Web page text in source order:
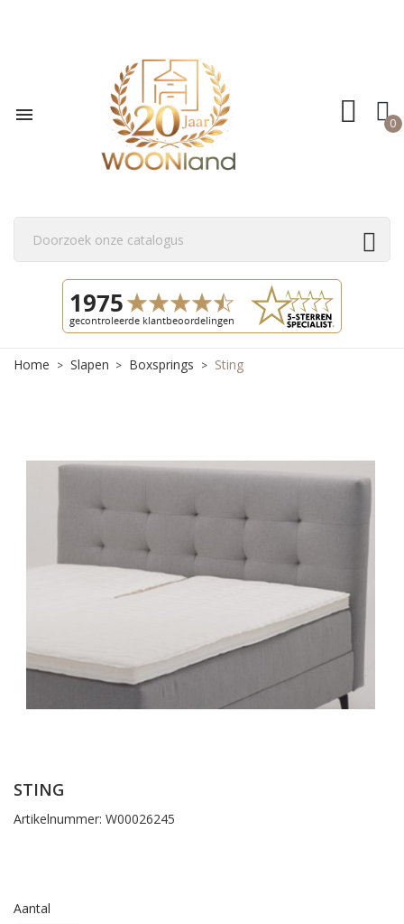
 0
Home Slapen Boxsprings Sting
STING
Artikelnummer: W00026245
Aantal